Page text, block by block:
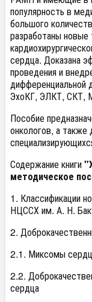
популярность в
большого
разработаны новые
сердца. Доказана
проведения и
дифференциальной
ЭхоКГ, ЭЛКТ, СКТ,
Пособие
онкологов, а также
Содержание книги
методическое
1. Классификации
НЦССХ им. А. Н.
2.
2.1. Миксомы
2.2.
сердца